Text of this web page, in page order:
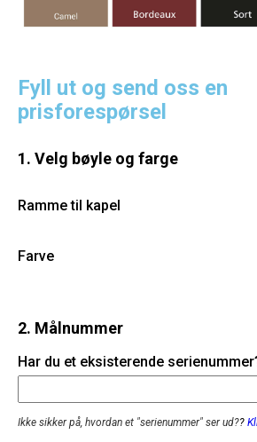
Fyll ut og send oss en
prisforespørsel
1. Velg bøyle og farge
Ramme til kapel
Farve
2. Målnummer
Har du et eksisterende
Ikke sikker på, hvordan et "serienummer" ser ud??